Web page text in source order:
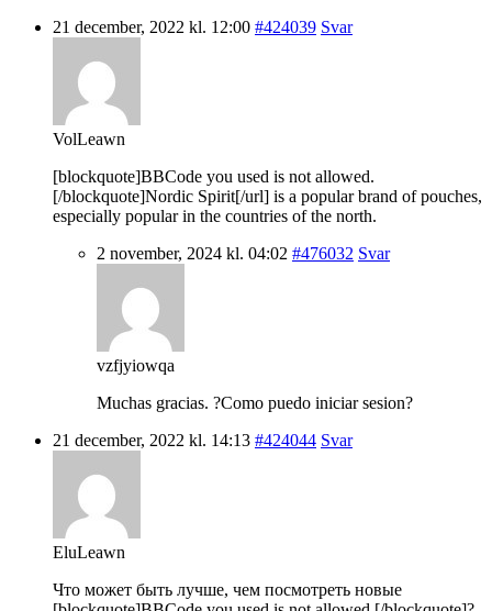
21 december, 2022 kl. 12:00 #424039 Svar
VolLeawn
[blockquote]BBCode you used is not allowed.
[/blockquote]Nordic Spirit[/url] is a popular brand of pouches,
especially popular in the countries of the north.
2 november, 2024 kl. 04:02 #476032 Svar
vzfjyiowqa
Muchas gracias. ?Como puedo iniciar sesion?
21 december, 2022 kl. 14:13 #424044 Svar
EluLeawn
Что может быть лучше, чем посмотреть новые